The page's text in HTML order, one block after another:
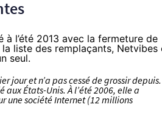
l’été 2013 avec la fermeture de
la liste des remplaçants, Netvibes
seul.
jour et n’a pas cessé de grossir depuis.
États-Unis. À l’été 2006, elle a
une société Internet (12 millions